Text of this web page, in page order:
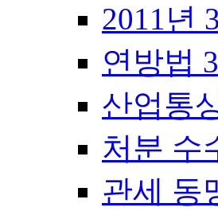
2011년
연방법
산업통
처분 수
관세 동